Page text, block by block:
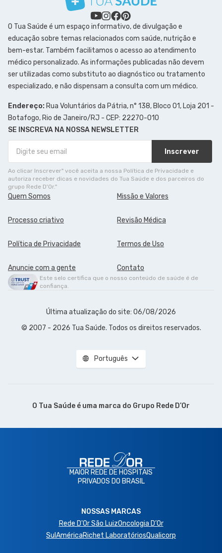
O Tua Saúde é um espaço informativo, de divulgação e
educação sobre temas relacionados com saúde, nutrição e
bem-estar. Também facilitamos o acesso ao atendimento
médico personalizado. As informações publicadas não devem
ser utilizadas como substituto ao diagnóstico ou tratamento
especializado, e não dispensam a consulta com um médico.
Endereço: Rua Voluntários da Pátria, n° 138, Bloco 01, Loja 201 -
Botafogo, Rio de Janeiro/RJ - CEP: 22270-010
SE INSCREVA NA NOSSA NEWSLETTER
Inscrever
Ao clicar Inscrever" você aceita a nossa Política de Privacidade e
autoriza receber dicas e novidades do Tua Saúde e dos parceiros do
grupo Rede D'Or."
Quem Somos Missão e Valores
Processo criativo Revisão Médica
Política de Privacidade Termos de Uso
Anuncie com a gente Contato
Este selo certifica que o nosso conteúdo de saúde é de
confiança.
Última atualização do site: 06/08/2026
© 2007 - 2026 Tua Saúde. Todos os direitos reservados.
Português
O Tua Saúde é uma marca do Grupo Rede D’Or
MAIOR REDE DE HOSPITAIS
PRIVADOS DO BRASIL
NOSSAS MARCAS
Rede D'Or São LuizOncologia D’Or
SulAméricaRichet LaboratóriosQualicorp